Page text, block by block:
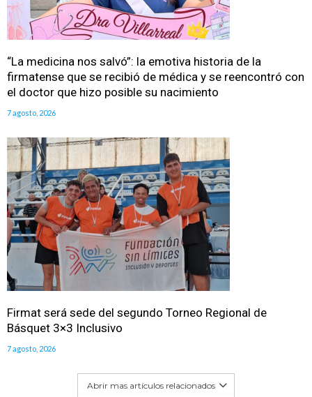
“La medicina nos salvó”: la emotiva historia de la
firmatense que se recibió de médica y se reencontró con
el doctor que hizo posible su nacimiento
7 agosto, 2026
Firmat será sede del segundo Torneo Regional de
Básquet 3×3 Inclusivo
7 agosto, 2026
Abrir mas artículos relacionados